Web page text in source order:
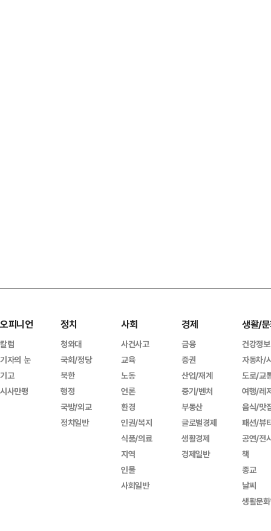
오피니언
칼럼
기자의 눈
기고
시사만평
정치
청와대
국회/정당
북한
행정
국방/외교
정치일반
사회
사건사고
교육
노동
언론
환경
인권/복지
식품/의료
지역
인물
사회일반
경제
금융
증권
산업/재계
중기/벤처
부동산
글로벌경제
생활경제
경제일반
생활/
건강정보
자동차/
도로/교
여행/레
음식/맛
패션/뷰
공연/전
책
종교
날씨
생활문